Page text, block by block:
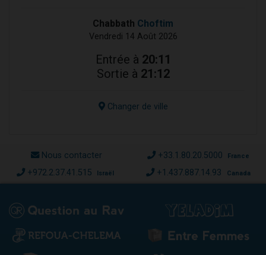
Chabbath Choftim
Vendredi 14 Août 2026
Entrée à 20:11
Sortie à 21:12
Changer de ville
Nous contacter +33.1.80.20.5000 France
+972.2.37.41.515 Israël +1.437.887.14.93 Canada